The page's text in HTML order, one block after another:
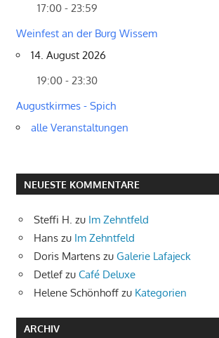
17:00 - 23:59
Weinfest an der Burg Wissem
14. August 2026
19:00 - 23:30
Augustkirmes - Spich
alle Veranstaltungen
NEUESTE KOMMENTARE
Steffi H. zu Im Zehntfeld
Hans zu Im Zehntfeld
Doris Martens zu Galerie Lafajeck
Detlefzu Café Deluxe
Helene Schönhoff zu Kategorien
ARCHIV